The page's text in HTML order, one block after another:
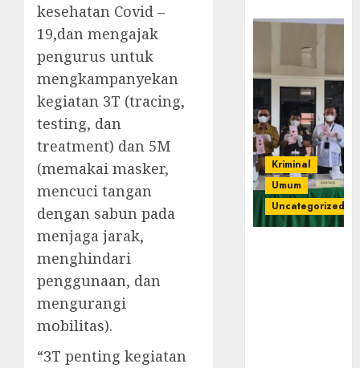
kesehatan Covid –
19,dan mengajak
pengurus untuk
mengkampanyekan
kegiatan 3T (tracing,
testing, dan
treatment) dan 5M
(memakai masker,
mencuci tangan
dengan sabun pada
menjaga jarak,
menghindari
penggunaan, dan
mengurangi
mobilitas).
“3T penting kegiatan
Kriminal
Umum
Uncategorized